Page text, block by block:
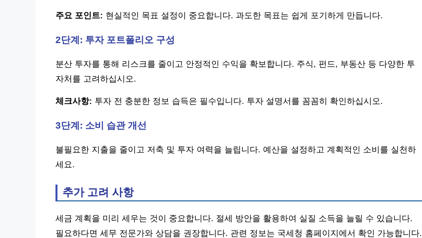
주요 포인트: 현실적인 목표 설정이 중요합니다. 과도한 목표는 쉽게 포기하게 만듭니다.
2단계: 투자 포트폴리오 구성
분산 투자를 통해 리스크를 줄이고 안정적인 수익을 확보합니다. 주식, 펀드, 부동산 등 다양한 투
자처를 고려하십시오.
체크사항: 투자 전 충분한 정보 습득은 필수입니다. 투자 설명서를 꼼꼼히 확인하십시오.
3단계: 소비 습관 개선
불필요한 지출을 줄이고 저축 및 투자 여력을 늘립니다. 예산을 설정하고 계획적인 소비를 실천하
세요.
추가 고려 사항
세금 계획을 미리 세우는 것이 중요합니다. 절세 방안을 활용하여 실질 소득을 늘릴 수 있습니다.
필요하다면 세무 전문가와 상담을 권장합니다. 관련 정보는 국세청 홈페이지에서 확인 가능합니다.